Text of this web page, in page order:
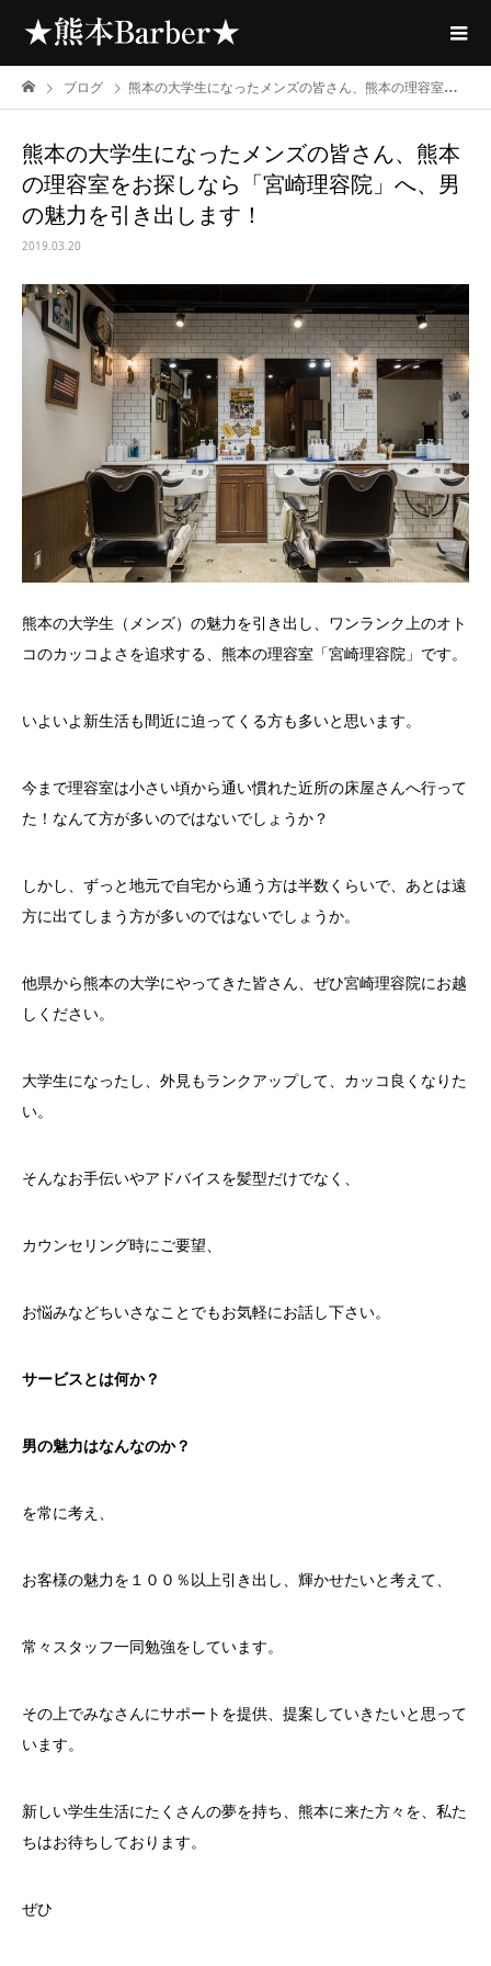
ブログ 熊本の大学生になったメンズの皆さん、熊本の理容室をお探しなら「宮崎理容院」へ、男の魅力を引き出します！
熊本の大学生になったメンズの皆さん、熊本
の理容室をお探しなら「宮崎理容院」へ、男
の魅力を引き出します！
2019.03.20
熊本の大学生（メンズ）の魅力を引き出し、ワンランク上のオト
コのカッコよさを追求する、熊本の理容室「宮崎理容院」です。
いよいよ新生活も間近に迫ってくる方も多いと思います。
今まで理容室は小さい頃から通い慣れた近所の床屋さんへ行って
た！なんて方が多いのではないでしょうか？
しかし、ずっと地元で自宅から通う方は半数くらいで、あとは遠
方に出てしまう方が多いのではないでしょうか。
他県から熊本の大学にやってきた皆さん、ぜひ宮崎理容院にお越
しください。
大学生になったし、外見もランクアップして、カッコ良くなりた
い。
そんなお手伝いやアドバイスを髪型だけでなく、
カウンセリング時にご要望、
お悩みなどちいさなことでもお気軽にお話し下さい。
サービスとは何か？
男の魅力はなんなのか？
を常に考え、
お客様の魅力を１００％以上引き出し、輝かせたいと考えて、
常々スタッフ一同勉強をしています。
その上でみなさんにサポートを提供、提案していきたいと思って
います。
新しい学生生活にたくさんの夢を持ち、熊本に来た方々を、私た
ちはお待ちしております。
ぜひ